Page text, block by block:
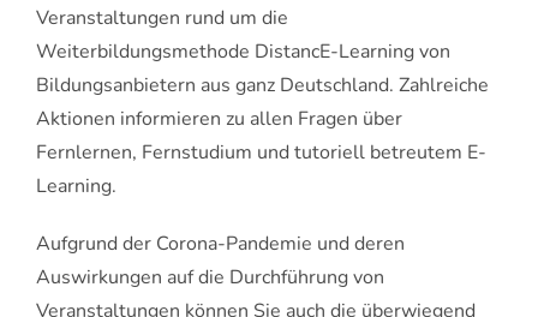
Veranstaltungen rund um die
Weiterbildungsmethode DistancE-Learning von
Bildungsanbietern aus ganz Deutschland. Zahlreiche
Aktionen informieren zu allen Fragen über
Fernlernen, Fernstudium und tutoriell betreutem E-
Learning.
Aufgrund der Corona-Pandemie und deren
Auswirkungen auf die Durchführung von
Veranstaltungen können Sie auch die überwiegend